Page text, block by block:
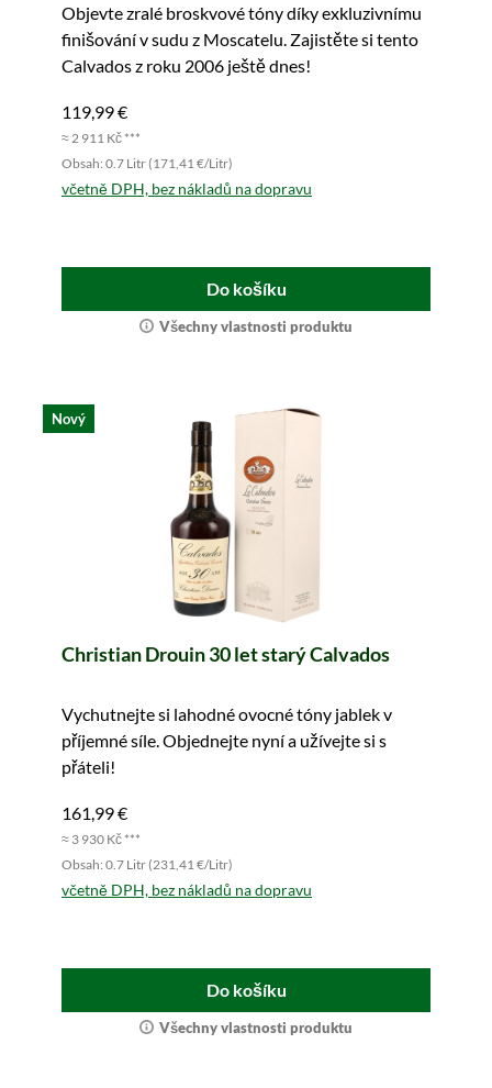
Objevte zralé broskvové tóny díky exkluzivnímu
finišování v sudu z Moscatelu. Zajistěte si tento
Calvados z roku 2006 ještě dnes!
119,99 €
≈ 2 911 Kč ***
Obsah: 0.7 Litr (171,41 €/Litr)
včetně DPH, bez nákladů na dopravu
Do košíku
Všechny vlastnosti produktu
Nový
Christian Drouin 30 let starý Calvados
Vychutnejte si lahodné ovocné tóny jablek v
příjemné síle. Objednejte nyní a užívejte si s
přáteli!
161,99 €
≈ 3 930 Kč ***
Obsah: 0.7 Litr (231,41 €/Litr)
včetně DPH, bez nákladů na dopravu
Do košíku
Všechny vlastnosti produktu